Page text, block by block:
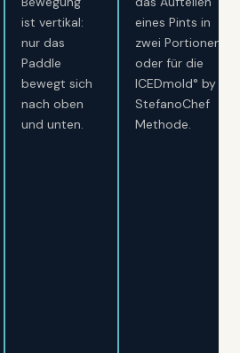
ist vertikal:
nur das
Paddle
bewegt sich
nach oben
und unten.
eines Pints in
zwei Portionen
oder für die
ICEDmold° by
StefanoChef
Methode.